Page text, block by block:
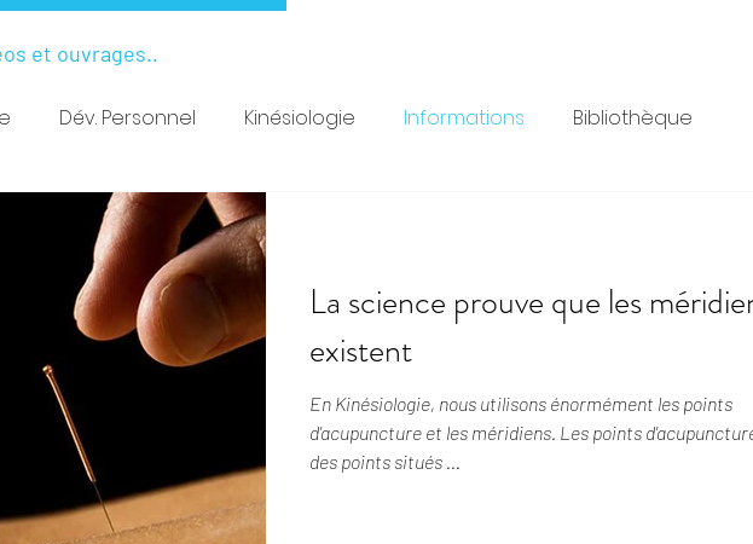
et ouvrages..
Dév. Personnel Kinésiologie Informations Bibliothèque
La science prouve que les
existent
En Kinésiologie, nous utilisons énormément les points
d'acupuncture et les méridiens. Les points
des points situés ...